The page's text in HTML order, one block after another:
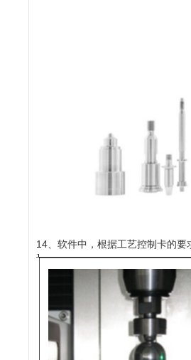
14、软件中，根据工艺控制卡的